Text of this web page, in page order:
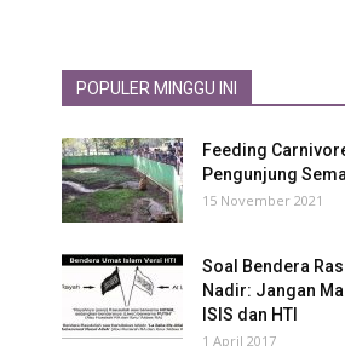
POPULER MINGGU INI
Feeding
Pengunjung
15 November 2021
Soal Bendera
Nadir: Jangan
ISIS dan HTI
1 April 2017